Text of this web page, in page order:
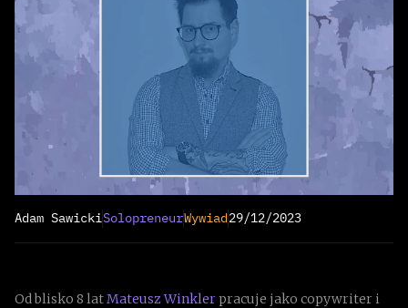
Adam SawickiSolopreneurWywiad29/12/2023
Od blisko 8 latMateusz Winklerpracuje jako copywriter i